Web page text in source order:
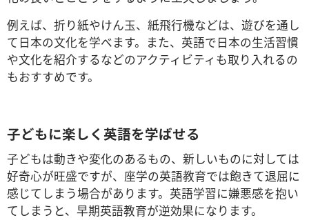
例えば、折り紙やけん玉、紙飛行機などは、遊びを通し
て日本の文化を学べます。また、英語で日本の生活習慣
や文化を紹介するなどのアクティビティも取り入れるの
もおすすめです。
子どもに楽しく英語を学ばせる
子どもは動きや変化のあるもの、新しいものに対しては
好奇心が旺盛ですが、座学の英語教育では飽きて退屈に
感じてしまう場合があります。英語学習に嫌悪感を抱い
てしまうと、早期英語教育が逆効果になります。